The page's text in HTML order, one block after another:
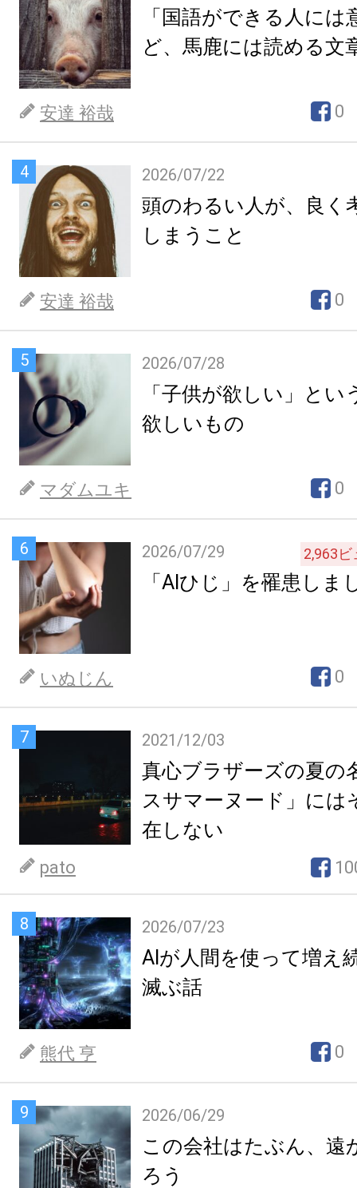
「国語ができる人には
ど、馬鹿には読める文
安達 裕哉 0
4 2026/07/22
頭のわるい人が、良く
しまうこと
安達 裕哉 0
5 2026/07/28
「子供が欲しい」とい
欲しいもの
マダムユキ 0
6 2026/07/29 2,963ビ
「AIひじ」を罹患しま
いぬじん 0
7 2021/12/03
真心ブラザーズの夏の
スサマーヌード」には
在しない
pato
8 2026/07/23
AIが人間を使って増え
滅ぶ話
熊代 亨 0
9 2026/06/29
この会社はたぶん、遠
ろう